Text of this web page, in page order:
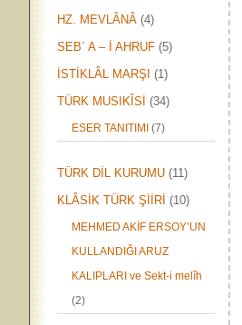
HZ. MEVLÂNÂ (4)
SEB` A – İ AHRUF (5)
İSTİKLÂL MARŞI (1)
TÜRK MUSIKÎSİ (34)
ESER TANITIMI (7)
TÜRK DİL KURUMU (11)
KLÂSİK TÜRK ŞİİRİ (10)
MEHMED AKİF ERSOY’UN
KULLANDIĞI ARUZ
KALIPLARI ve Sekt-i melîh
(2)